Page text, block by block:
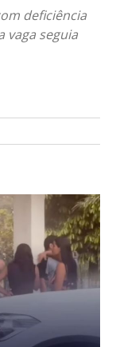
deficiência
vaga seguia